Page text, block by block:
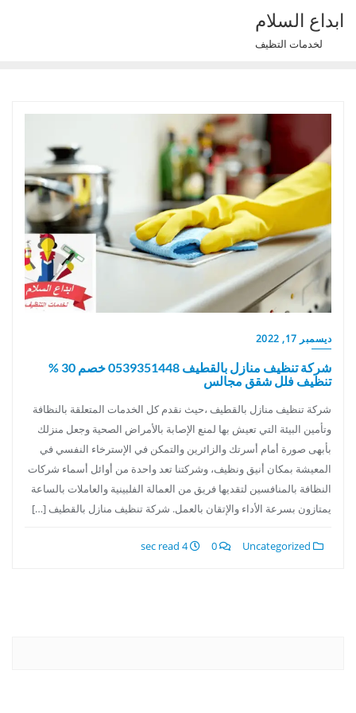
Skip
content
ابداع السلام
لخدمات التظيف
ديسمبر 17, 2022
شركة تنظيف منازل بالقطيف 0539351448 خصم 30 %
تنظيف فلل شقق مجالس
شركة تنظيف منازل بالقطيف ،حيث نقدم كل الخدمات المتعلقة بالنظافة
وتأمين البيئة التي تعيش بها لمنع الإصابة بالأمراض الصحية وجعل منزلك
بأبهى صورة أمام أسرتك والزائرين والتمكن في الإسترخاء النفسي في
المعيشة بمكان أنيق ونظيف، وشركتنا تعد واحدة من أوائل أسماء شركات
النظافة بالمنافسين لتقديها فريق من العمالة الفلبينية والعاملات بالساعة
يمتازون بسرعة الأداء والإتقان بالعمل. شركة تنظيف منازل بالقطيف […]
4 sec read